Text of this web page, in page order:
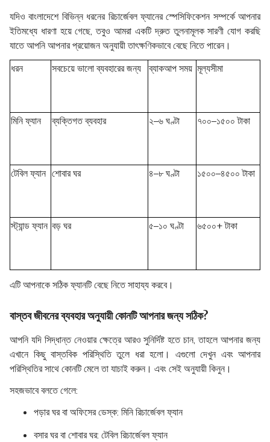
যদিও বাংলাদেশে বিভিন্ন ধরনের রিচার্জেবল ফ্যানের স্পেসিফিকেশন সম্পর্কে আপনার
ইতিমধ্যে ধারণা হয়ে গেছে, তবুও আমরা একটি দ্রুত তুলনামূলক সারণী যোগ করছি
যাতে আপনি আপনার প্রয়োজন অনুযায়ী তাৎক্ষণিকভাবে বেছে নিতে পারেন।
ধরন
সবচেয়ে ভালো ব্যবহারের জন্য ব্যাকআপ সময় মূল্যসীমা
মিনি ফ্যান ব্যক্তিগত ব্যবহার ২–৬ ঘণ্টা ৭০০–১৫০০ টাকা
টেবিল ফ্যান শোবার ঘর ৪–৮ ঘণ্টা ১৫০০–৪৫০০ টাকা
স্ট্যান্ড ফ্যান বড় ঘর ৫–১০ ঘণ্টা ৬৫০০+ টাকা
এটি আপনাকে সঠিক ফ্যানটি বেছে নিতে সাহায্য করবে।
বাস্তব জীবনের ব্যবহার অনুযায়ী কোনটি আপনার জন্য সঠিক?
আপনি যদি সিদ্ধান্ত নেওয়ার ক্ষেত্রে আরও সুনির্দিষ্ট হতে চান, তাহলে আপনার জন্য
এখানে কিছু বাস্তবিক পরিস্থিতি তুলে ধরা হলো। এগুলো দেখুন এবং আপনার
পরিস্থিতির সাথে কোনটি মেলে তা যাচাই করুন। এবং সেই অনুযায়ী কিনুন।
সহজভাবে বলতে গেলে:
পড়ার ঘর বা অফিসের ডেস্ক: মিনি রিচার্জেবল ফ্যান
বসার ঘর বা শোবার ঘর: টেবিল রিচার্জেবল ফ্যান